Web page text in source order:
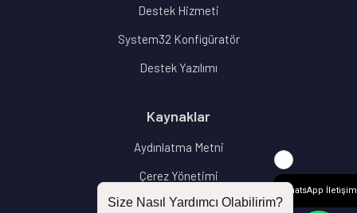
WhatsApp İletişim
Destek Hizmeti
System32 Konfigüratör
Destek Yazılımı
Kaynaklar
Aydınlatma Metni
Çerez Yönetimi
Blog
Size Nasıl Yardımcı Olabilirim?